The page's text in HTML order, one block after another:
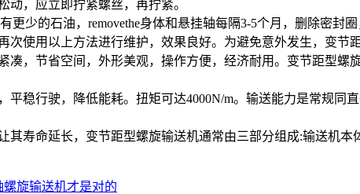
，应立即拧紧螺丝，再拧紧。
少的石油，removethe身体和悬挂轴每隔3-5个月，删除密封
使用以上方法进行维护，效果良好。为避免意外发生，变节
，节省空间，外形美观，操作方便，经济耐用。变节距型螺
稳行驶，降低能耗。扭矩可达4000N/m。输送能力是常规同
寿命延长，变节距型螺旋输送机通常由三部分组成:输送机
旋输送机才是对的